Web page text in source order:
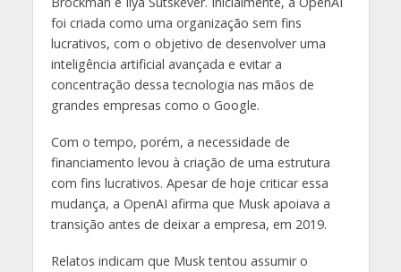
foi criada como uma organização sem fins
lucrativos, com o objetivo de desenvolver uma
inteligência artificial avançada e evitar a
concentração dessa tecnologia nas mãos de
grandes empresas como o Google.
Com o tempo, porém, a necessidade de
financiamento levou à criação de uma estrutura
com fins lucrativos. Apesar de hoje criticar essa
mudança, a OpenAI afirma que Musk apoiava a
transição antes de deixar a empresa, em 2019.
Relatos indicam que Musk tentou assumir o